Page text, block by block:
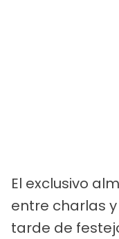
El exclusivo
entre charlas
tarde de